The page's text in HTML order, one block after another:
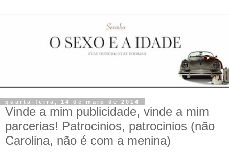
quarta-feira, 14 de maio de 2014
Vinde a mim publicidade, vinde a mim
parcerias! Patrocinios, patrocinios (não
Carolina, não é com a menina)